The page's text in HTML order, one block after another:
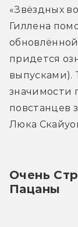
«Звёздных
Гиллена
придется
выпусками).
значимости
повстанцев
Люка
Очень
Пацаны